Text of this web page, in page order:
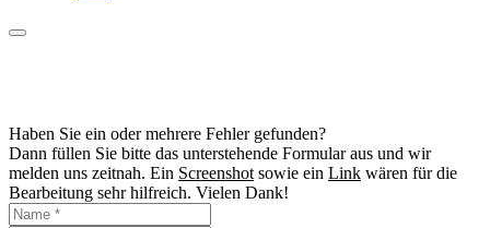
Haben Sie ein oder mehrere Fehler gefunden?
Dann füllen Sie bitte das unterstehende Formular aus und wir
melden uns zeitnah. Ein Screenshot sowie ein Link wären für die
Bearbeitung sehr hilfreich. Vielen Dank!